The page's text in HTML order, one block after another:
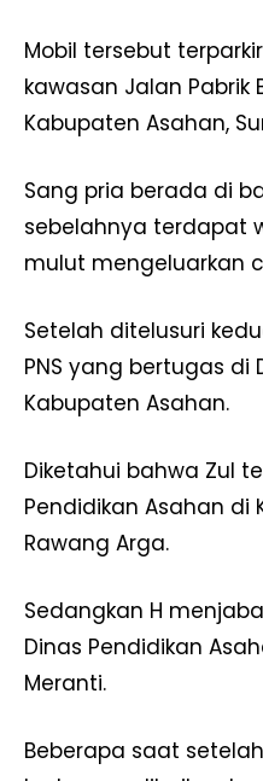
Mobil tersebut
kawasan Jalan Pabrik
Kabupaten Asahan,
Sang pria berada di
sebelahnya terdapat
mulut mengeluarkan
Setelah ditelusuri
PNS yang bertugas di
Kabupaten Asahan.
Diketahui bahwa Zul
Pendidikan Asahan
Rawang Arga.
Sedangkan H
Dinas Pendidikan
Meranti.
Beberapa saat